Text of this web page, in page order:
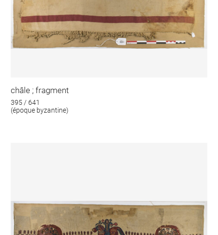
châle ; fragment
395 / 641
(époque byzantine)